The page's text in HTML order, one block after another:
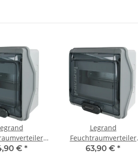
x 6 TE 601976
€ *
Legrand
Feuchtraumverteiler
Aufputz 1 x 8 TE 601978
63,90 € *